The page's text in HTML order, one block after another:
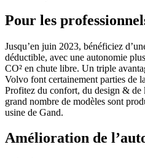
Pour les
Jusqu’en juin 2023, bénéficiez
déductible, avec une autonomie
CO² en chute libre. Un triple
Volvo font certainement parties de
Profitez du confort, du design & de
grand nombre de modèles sont
usine de Gand.
Amélioration de